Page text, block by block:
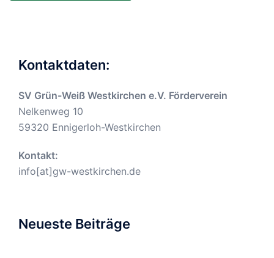
Kontaktdaten:
SV Grün-Weiß Westkirchen e.V. Förderverein
Nelkenweg 10
59320 Ennigerloh-Westkirchen
Kontakt:
info[at]gw-westkirchen.de
Neueste Beiträge